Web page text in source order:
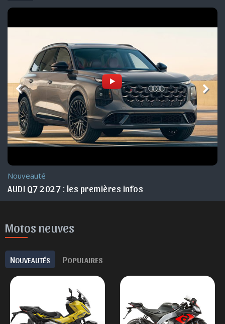
Nouveauté Maroc
AUDI Q3 2026 Maroc
Motos neuves
NOUVEAUTÉS POPULAIRES